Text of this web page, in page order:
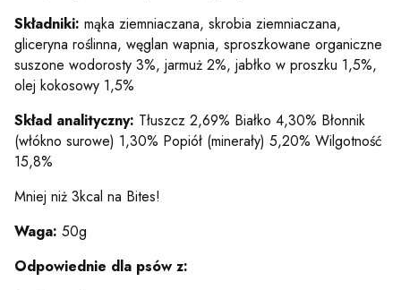
Składniki: mąka ziemniaczana, skrobia ziemniaczana,
gliceryna roślinna, węglan wapnia, sproszkowane organiczne
suszone wodorosty 3%, jarmuż 2%, jabłko w proszku 1,5%,
olej kokosowy 1,5%
Skład analityczny: Tłuszcz 2,69% Białko 4,30% Błonnik
(włókno surowe) 1,30% Popiół (minerały) 5,20% Wilgotność
15,8%
Mniej niż 3kcal na Bites!
Waga: 50g
Odpowiednie dla psów z: